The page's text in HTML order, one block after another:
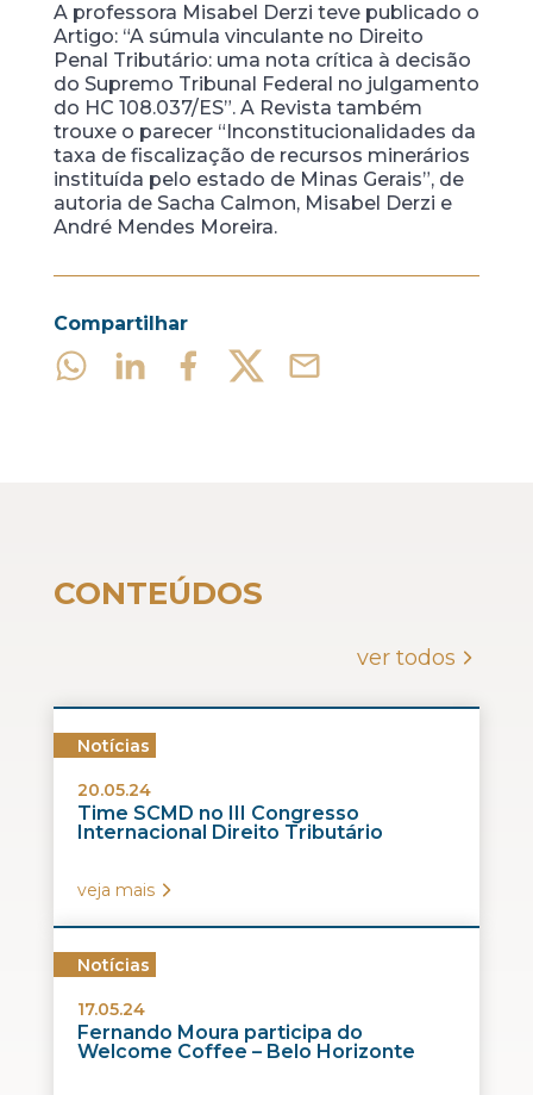
A professora Misabel Derzi teve publicado o
Artigo: “A súmula vinculante no Direito
Penal Tributário: uma nota crítica à decisão
do Supremo Tribunal Federal no julgamento
do HC 108.037/ES”. A Revista também
trouxe o parecer “Inconstitucionalidades da
taxa de fiscalização de recursos minerários
instituída pelo estado de Minas Gerais”, de
autoria de Sacha Calmon, Misabel Derzi e
André Mendes Moreira.
Compartilhar
CONTEÚDOS
ver todos
Notícias
20.05.24
Time SCMD no III Congresso
Internacional Direito Tributário
veja mais
Notícias
17.05.24
Fernando Moura participa do
Welcome Coffee – Belo Horizonte